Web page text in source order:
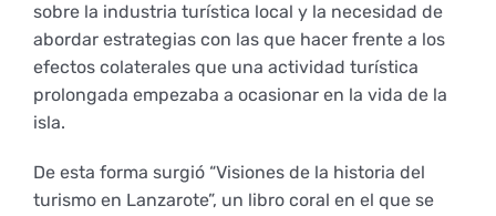
Programa Mentor
Derechos y deberes
Representantes
sobre la industria turística local y la necesidad de
abordar estrategias con las que hacer frente a los
efectos colaterales que una actividad turística
prolongada empezaba a ocasionar en la vida de la
isla.
De esta forma surgió “Visiones de la historia del
turismo en Lanzarote”, un libro coral en el que se